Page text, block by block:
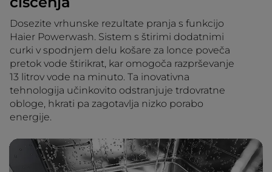
Dosezite vrhunske rezultate pranja s funkcijo
Haier Powerwash. Sistem s štirimi dodatnimi
curki v spodnjem delu košare za lonce poveča
pretok vode štirikrat, kar omogoča razprševanje
13 litrov vode na minuto. Ta inovativna
tehnologija učinkovito odstranjuje trdovratne
obloge, hkrati pa zagotavlja nizko porabo
energije.